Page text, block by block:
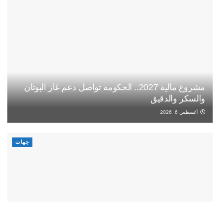
مشروع مالية 2027.. الحكومة تواصل دعم غاز البوتان
والسكر والدقيق
أغسطس 6, 2026
جهات